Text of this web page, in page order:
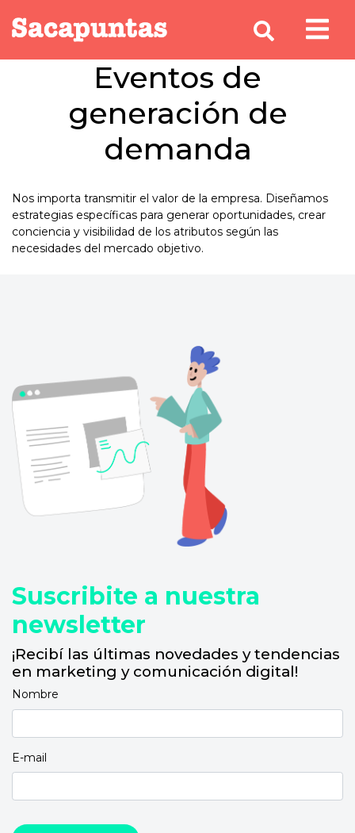
Eventos de
generación de
demanda
Nos importa transmitir el valor de la empresa. Diseñamos
estrategias específicas para generar oportunidades, crear
conciencia y visibilidad de los atributos según las
necesidades del mercado objetivo.
Suscribite a nuestra
newsletter
¡Recibí las últimas novedades y tendencias
en marketing y comunicación digital!
Nombre
E-mail